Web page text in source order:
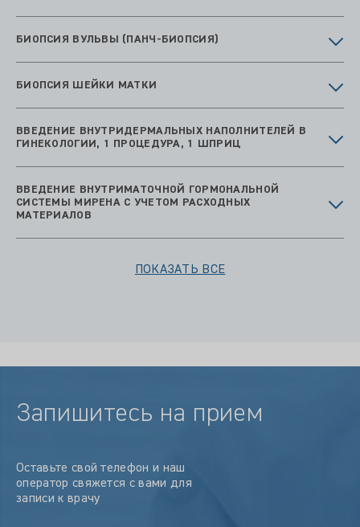
БИОПСИЯ ВУЛЬВЫ (ПАНЧ-БИОПСИЯ)
БИОПСИЯ ШЕЙКИ МАТКИ
ВВЕДЕНИЕ ВНУТРИДЕРМАЛЬНЫХ НАПОЛНИТЕЛЕЙ В
ГИНЕКОЛОГИИ, 1 ПРОЦЕДУРА, 1 ШПРИЦ
ВВЕДЕНИЕ ВНУТРИМАТОЧНОЙ ГОРМОНАЛЬНОЙ
СИСТЕМЫ МИРЕНА С УЧЕТОМ РАСХОДНЫХ
МАТЕРИАЛОВ
ПОКАЗАТЬ ВСЕ
Запишитесь на прием
Оставьте свой телефон и наш
оператор свяжется с вами для
записи к врачу